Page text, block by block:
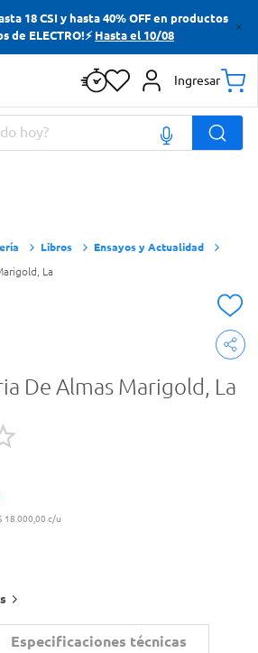
18 CSI y hasta 40% OFF en productos
de ELECTRO!⚡ Hasta el 10/08
Ingresar
Libros Ensayos y Actualidad
La
De Almas Marigold, La
18.000,00 c/u
Especificaciones técnicas
buscados
buscados